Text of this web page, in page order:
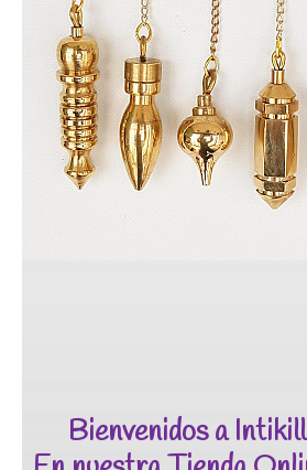
Bienvenidos a